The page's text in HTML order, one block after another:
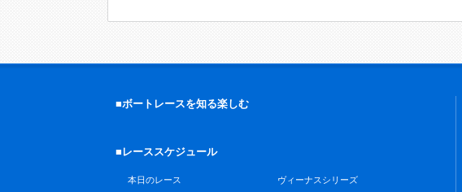
■ボートレースを知る楽しむ
■レーススケジュール
本日のレース
ヴィーナスシリーズ